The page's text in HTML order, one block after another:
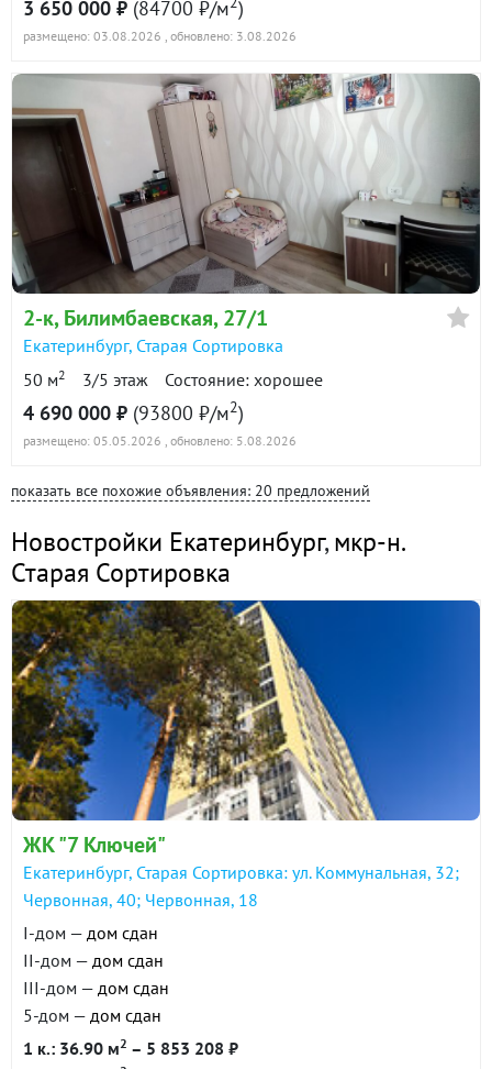
3 650 000 ₽ (84700 ₽/м )
размещено: 03.08.2026 , обновлено: 3.08.2026
2-к, Билимбаевская, 27/1
Екатеринбург, Старая Сортировка
50 м2 3/5 этаж Состояние: хорошее
4 690 000 ₽ (93800 ₽/м2)
размещено: 05.05.2026 , обновлено: 5.08.2026
показать все похожие объявления: 20 предложений
Новостройки Екатеринбург,мкр-н.
Старая Сортировка
ЖК "7 Ключей"
Екатеринбург, Старая Сортировка: ул. Коммунальная, 32;
Червонная, 40; Червонная, 18
I-дом — дом сдан
II-дом — дом сдан
III-дом — дом сдан
5-дом — дом сдан
1 к.: 36.90 м2 – 5 853 208 ₽